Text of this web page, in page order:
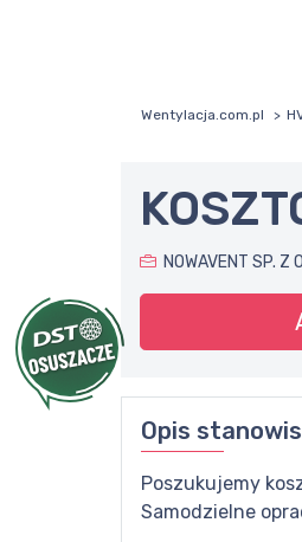
Wentylacja.com.pl
NOWAVENT SP. Z
Opis
Poszukujemy
Samodzielne